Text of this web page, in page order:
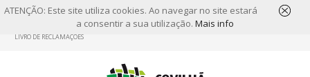
ATENÇÃO: Este site utiliza cookies. Ao navegar no site estará
a consentir a sua utilização. Mais info
LIVRO DE RECLAMAÇÕES